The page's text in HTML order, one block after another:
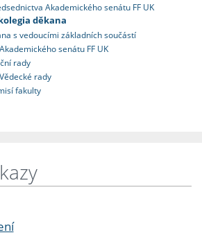
Akademického senátu FF UK
děkana
s vedoucími základních součástí
senátu FF UK
rady
rady
fakulty